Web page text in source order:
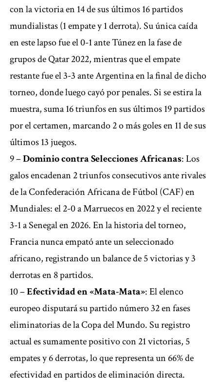
con la victoria en 14 de sus últimos 16 partidos
mundialistas (1 empate y 1 derrota). Su única caída
en este lapso fue el 0-1 ante Túnez en la fase de
grupos de Qatar 2022, mientras que el empate
restante fue el 3-3 ante Argentina en la final de dicho
torneo, donde luego cayó por penales. Si se estira la
muestra, suma 16 triunfos en sus últimos 19 partidos
por el certamen, marcando 2 o más goles en 11 de sus
últimos 13 juegos.
9 –Dominio contra Selecciones Africanas: Los
galos encadenan 2 triunfos consecutivos ante rivales
de la Confederación Africana de Fútbol (CAF) en
Mundiales: el 2-0 a Marruecos en 2022 y el reciente
3-1 a Senegal en 2026. En la historia del torneo,
Francia nunca empató ante un seleccionado
africano, registrando un balance de 5 victorias y 3
derrotas en 8 partidos.
10 –Efectividad en «Mata-Mata»: El elenco
europeo disputará su partido número 32 en fases
eliminatorias de la Copa del Mundo. Su registro
actual es sumamente positivo con 21 victorias, 5
empates y 6 derrotas, lo que representa un 66% de
efectividad en partidos de eliminación directa.